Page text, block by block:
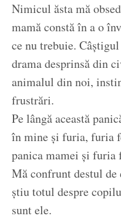
Nimicul ăsta mă
mamă constă în a o
ce nu trebuie.
drama desprinsă din
animalul din noi,
frustrări.
Pe lângă această
în mine și furia, furia
panica mamei și furia
Mă confrunt destul de
știu totul despre
sunt ele.